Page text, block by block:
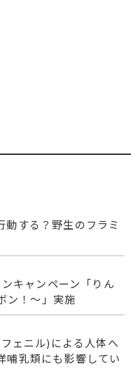
動する？野生のフラミ
キャンペーン「りん
ン！～」実施
ェニル)による人体へ
哺乳類にも影響してい